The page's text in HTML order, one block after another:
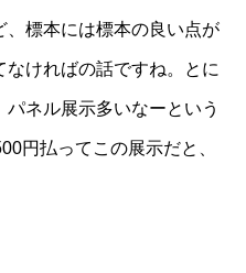
、標本には標本の良い点が
ければの話ですね。とに
ネル展示多いなーという
円払ってこの展示だと、